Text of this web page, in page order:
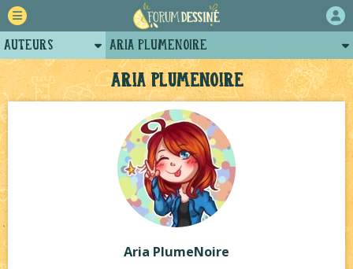
Aria PlumeNoire
Aria PlumeNoire
Auteurs
Retour
Forum
Projets
Tutoriels
Aria PlumeNoire
Posts d'Aria PlumeNoire